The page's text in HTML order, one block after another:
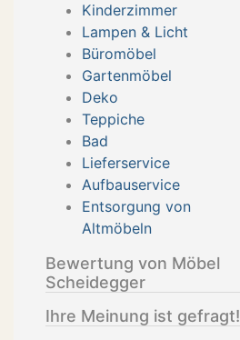
Kinderzimmer
Lampen & Licht
Büromöbel
Gartenmöbel
Deko
Teppiche
Bad
Lieferservice
Aufbauservice
Entsorgung von
Altmöbeln
Bewertung von Möbel
Scheidegger
Ihre Meinung ist gefragt!